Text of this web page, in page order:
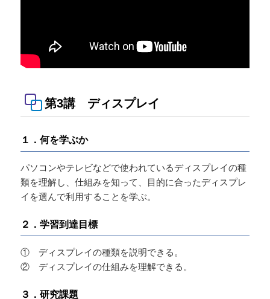
第3講 ディスプレイ
１．何を学ぶか
パソコンやテレビなどで使われているディスプレイの種
類を理解し、仕組みを知って、目的に合ったディスプレ
イを選んで利用することを学ぶ。
２．学習到達目標
① ディスプレイの種類を説明できる。
② ディスプレイの仕組みを理解できる。
３．研究課題